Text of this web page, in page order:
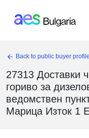
Back to public buyer profile
27313 Доставки
гориво за
ведомствен
Марица Изток 1